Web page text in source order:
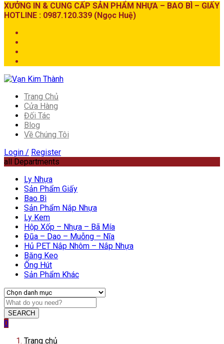
XƯỞNG IN & CUNG CẤP SẢN PHẨM NHỰA – BAO BÌ – GIẤY
HOTLINE : 0987.120.339 (Ngọc Huệ)
Trang Chủ
Cửa Hàng
Đối Tác
Blog
Về Chúng Tôi
Login / Register
all Departments
Ly Nhựa
Sản Phẩm Giấy
Bao Bì
Sản Phẩm Nắp Nhựa
Ly Kem
Hộp Xốp – Nhựa – Bã Mía
Đũa – Dao – Muỗng – Nĩa
Hủ PET Nắp Nhôm – Nắp Nhựa
Băng Keo
Ống Hút
Sản Phẩm Khác
SEARCH
0
Trang chủ